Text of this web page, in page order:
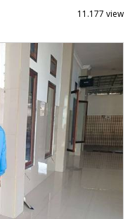
11.177 view